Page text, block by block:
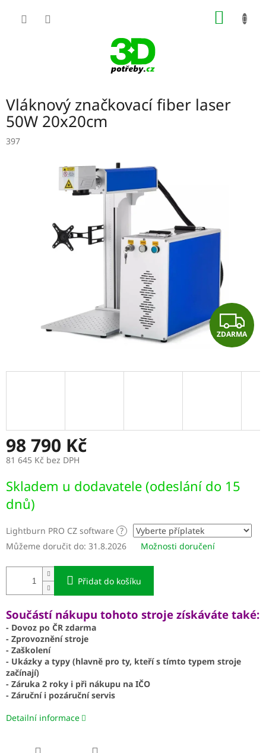
Vláknový značkovací fiber laser
50W 20x20cm
397
Z
D
A
ZDARMA
98 790 Kč
81 645 Kč bez DPH
cena:
Skladem u dodavatele (odeslání do 15
dnů)
Lightburn PRO CZ software ?
Můžeme doručit do: 31.8.2026 Možnosti doručení
Přidat do košíku
Součástí nákupu tohoto stroje získáváte také:
- Dovoz po ČR zdarma
- Zprovoznění stroje
- Zaškolení
- Ukázky a typy (hlavně pro ty, kteří s tímto typem stroje
začínají)
- Záruka 2 roky i při nákupu na IČO
- Záruční i pozáruční servis
Detailní informace